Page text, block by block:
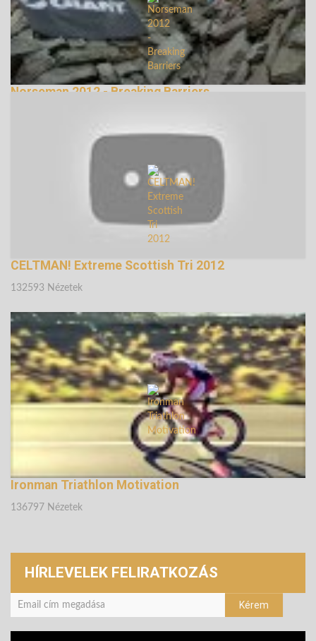
Norseman 2012 - Breaking Barriers
CELTMAN! Extreme Scottish Tri 2012
132593 Nézetek
Ironman Triathlon Motivation
136797 Nézetek
HÍRLEVELEK FELIRATKOZÁS